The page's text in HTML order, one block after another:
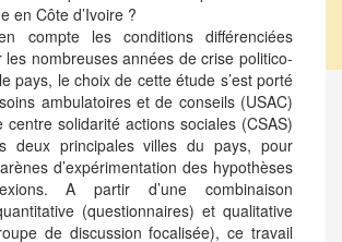
en Côte d’Ivoire ?
compte les conditions différenciées
les nombreuses années de crise politico-
pays, le choix de cette étude s’est porté
ambulatoires et de conseils (USAC)
centre solidarité actions sociales (CSAS)
deux principales villes du pays, pour
d’expérimentation des hypothèses
A partir d’une combinaison
(questionnaires) et qualitative
de discussion focalisée), ce travail